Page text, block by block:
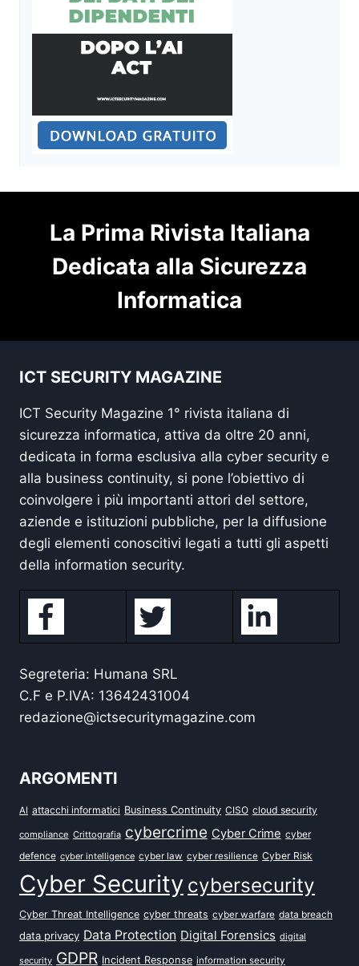
La Prima Rivista Italiana
Dedicata alla Sicurezza
Informatica
ICT SECURITY MAGAZINE
ICT Security Magazine 1° rivista italiana di
sicurezza informatica, attiva da oltre 20 anni,
dedicata in forma esclusiva alla cyber security e
alla business continuity, si pone l’obiettivo di
coinvolgere i più importanti attori del settore,
aziende e istituzioni pubbliche, per la diffusione
degli elementi conoscitivi legati a tutti gli aspetti
della information security.
Segreteria: Humana SRL
C.F e P.IVA: 13642431004
redazione@ictsecuritymagazine.com
ARGOMENTI
AI attacchi informatici Business Continuity CISO cloud security
compliance Crittografia cybercrime Cyber Crime cyber
defence cyber intelligence cyber law cyber resilience Cyber Risk
Cyber Security cybersecurity
Cyber Threat Intelligence cyber threats cyber warfare data breach
data privacy Data Protection Digital Forensics digital
security GDPR Incident Response information security